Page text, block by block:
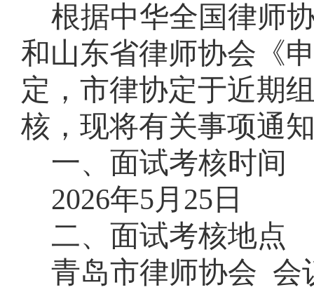
根据中华全国律师
和山东省律师协会《
定，市律协定于近期
核，现将有关事项通
一、 面试考核时间
2026年5月 25 日
二、面试考核地点
青岛市律师协会 会